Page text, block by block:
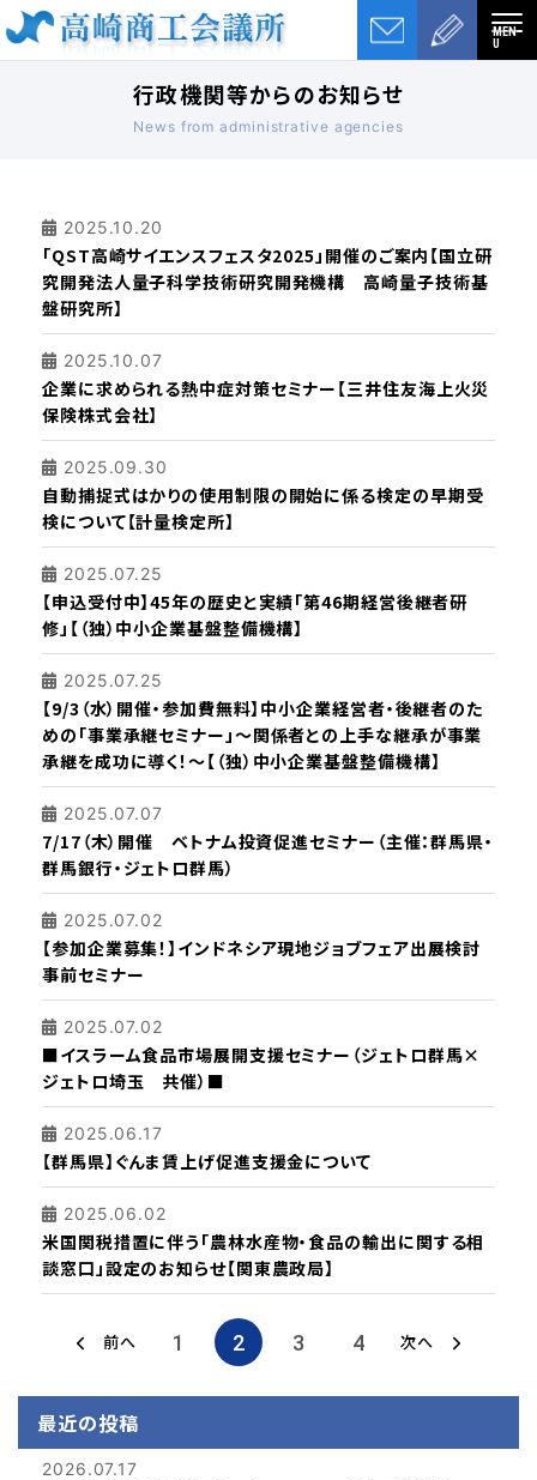
MEN
U
行政機関等からのお知らせ
News from administrative agencies
2025.10.20
「QST高崎サイエンスフェスタ2025」開催のご案内【国立研
究開発法人量子科学技術研究開発機構 高崎量子技術基
盤研究所】
2025.10.07
企業に求められる熱中症対策セミナー【三井住友海上火災
保険株式会社】
2025.09.30
自動捕捉式はかりの使用制限の開始に係る検定の早期受
検について【計量検定所】
2025.07.25
【申込受付中】45年の歴史と実績「第46期経営後継者研
修」【（独）中小企業基盤整備機構】
2025.07.25
【9/3（水）開催・参加費無料】中小企業経営者・後継者のた
めの「事業承継セミナー」～関係者との上手な継承が事業
承継を成功に導く！～【（独）中小企業基盤整備機構】
2025.07.07
7/17（木）開催 ベトナム投資促進セミナー（主催：群馬県・
群馬銀行・ジェトロ群馬）
2025.07.02
【参加企業募集！】インドネシア現地ジョブフェア出展検討
事前セミナー
2025.07.02
■イスラーム食品市場展開支援セミナー（ジェトロ群馬×
ジェトロ埼玉 共催）■
2025.06.17
【群馬県】ぐんま賃上げ促進支援金について
2025.06.02
米国関税措置に伴う「農林水産物・食品の輸出に関する相
談窓口」設定のお知らせ【関東農政局】
前へ 1 2 3 4 次へ
最近の投稿
2026.07.17